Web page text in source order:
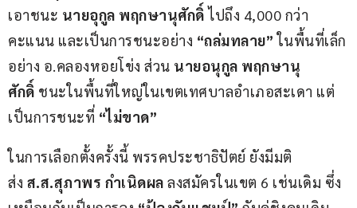
เอาชนะ นายอุกูล พฤกษานุศักดิ์ ไปถึง 4,000 กว่า
คะแนน และเป็นการชนะอย่าง “ถล่มทลาย” ในพื้นที่เล็ก
อย่าง อ.คลองหอยโข่ง ส่วน นายอนุกูล พฤกษานุ
ศักดิ์ ชนะในพื้นที่ใหญ่ในเขตเทศบาลอำเภอสะเดา แต่
เป็นการชนะที่ “ไม่ขาด”
ในการเลือกตั้งครั้งนี้ พรรคประชาธิปัตย์ ยังมีมติ
ส่ง ส.ส.สุภาพร กำเนิดผล ลงสมัครในเขต 6 เช่นเดิม ซึ่ง